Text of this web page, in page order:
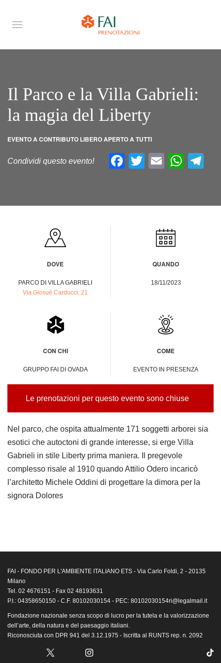
Il Parco e la Villa Gabrieli:
la magia del Liberty
EVENTO A CONTRIBUTO LIBERO APERTO A TUTTI
Condividi questo evento! Facebook
Twitter
Email
DOVE
PARCO DI VILLA GABRIELI
Via Giosuè Carducci, 21
QUANDO
18/11/2023
CON CHI
GRUPPO FAI DI OVADA
COME
EVENTO IN PRESENZA
Le prenotazioni per questo evento sono chiuse
Nel parco, che ospita attualmente 171 soggetti arborei sia
esotici che autoctoni di grande interesse, si erge Villa
Gabrieli in stile Liberty prima maniera. Il pregevole
complesso risale al 1910 quando Attilio Odero incaricò
l’architetto Michele Oddini di progettare la dimora per la
signora Dolores
FAI - FONDO PER L'AMBIENTE ITALIANO ETS - Via Carlo Foldi, 2 - 20135
Milano
Tel. 02 4676151 - Fax 02 48193631
P.I.: 04358650150 - C.F. 80102030154 - PEC: 80102030154ri@legalmail.it
Fondazione nazionale senza scopo di lucro per la tutela e la valorizzazione
dell’arte, della natura e del paesaggio italiani.
Riconosciuta con DPR 941 del 3.12.1975 - Iscritta al RUNTS rep. n. 2092